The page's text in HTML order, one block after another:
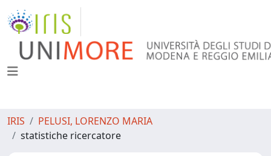
IRIS
PELUSI, LORENZO MARIA
statistiche ricercatore